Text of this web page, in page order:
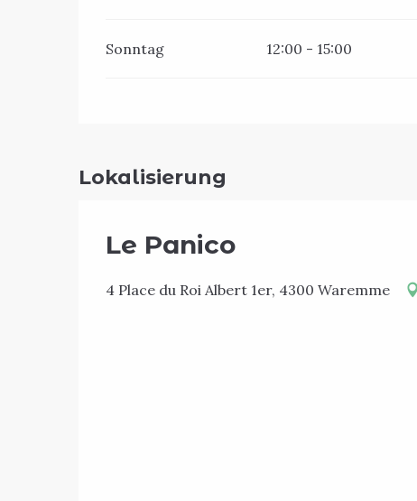
Sonntag 12:00 - 15:00
Lokalisierung
Le Panico
4 Place du Roi Albert 1er, 4300 Waremme